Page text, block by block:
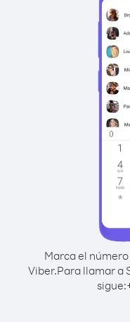
Marca el
Viber.Para llamar a
sigue: